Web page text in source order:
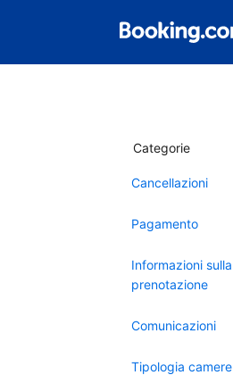
Categorie
Cancellazioni
Pagamento
Informazioni sulla
prenotazione
Comunicazioni
Tipologia camere